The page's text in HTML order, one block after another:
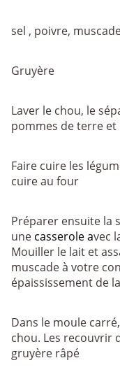
sel , poivre,
Gruyère
Laver le chou, le
pommes de terre
Faire cuire les
cuire au four
Préparer ensuite la
une casserole avec
Mouiller le lait et
muscade à votre
épaississement de
Dans le moule
chou. Les recouvrir
gruyère râpé